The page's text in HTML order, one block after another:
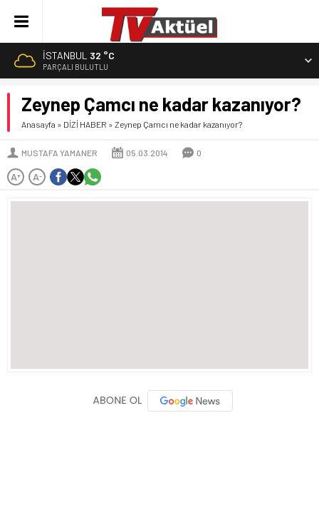
İSTANBUL 32 °C
PARÇALI BULUTLU
Zeynep Çamcı ne kadar kazanıyor?
Anasayfa » DİZİ HABER » Zeynep Çamcı ne kadar kazanıyor?
MUSTAFA YAMANER 05.03.2014 0
A+ A-